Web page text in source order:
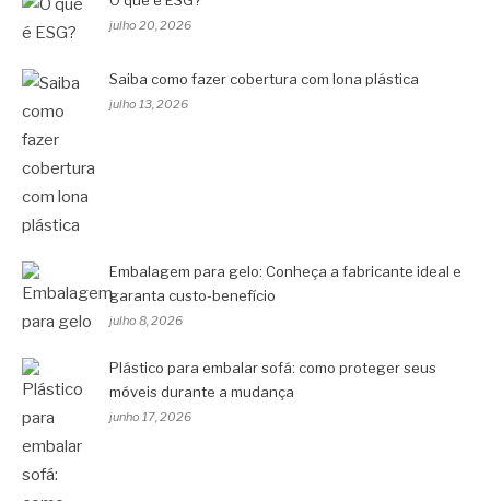
julho 20, 2026
Saiba como fazer cobertura com lona plástica
julho 13, 2026
Embalagem para gelo: Conheça a fabricante ideal e
garanta custo-benefício
julho 8, 2026
Plástico para embalar sofá: como proteger seus
móveis durante a mudança
junho 17, 2026